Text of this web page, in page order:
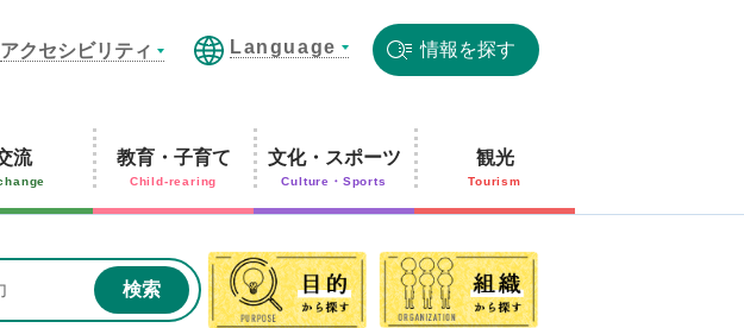
アクセシビリティ Language 情報を探す
流 教育・子育て
Child-rearing
文化・スポーツ
Culture・Sports
観光
Tourism